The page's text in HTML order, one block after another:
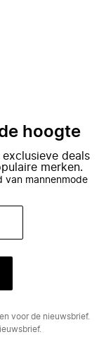
hoogte
deals
merken.
van mannenmode
voor de nieuwsbrief.